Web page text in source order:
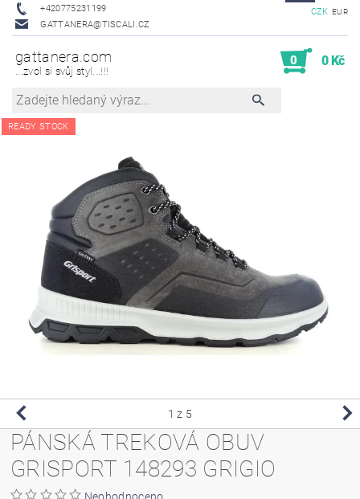
+420775231199
GATTANERA@TISCALI.CZ
CZK EUR
gattanera.com
...zvol si svůj styl...!!!
0 0 Kč
READY STOCK
1 z 5
PÁNSKÁ TREKOVÁ OBUV
GRISPORT 148293 GRIGIO